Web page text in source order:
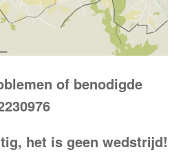
of benodigde
het is geen wedstrijd!